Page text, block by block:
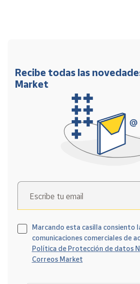
Recibe todas las
Market
Escribe tu email
Marcando esta casilla consiento
comunicaciones comerciales de
Política de Protección de datos
Correos Market